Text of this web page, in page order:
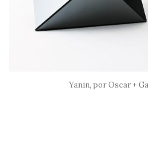
Yanin, por Oscar +